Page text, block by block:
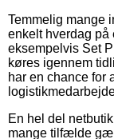
Temmelig mange
enkelt hverdag på
eksempelvis Set
køres igennem
har en chance for
En hel del
mange tilfælde